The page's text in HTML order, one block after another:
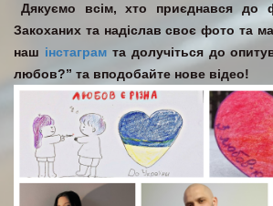
Дякуємо всім, хто приєднався
Закоханих та надіслав своє фото та
наш інстаграмта долучіться до
любов?” та вподобайте нове відео!